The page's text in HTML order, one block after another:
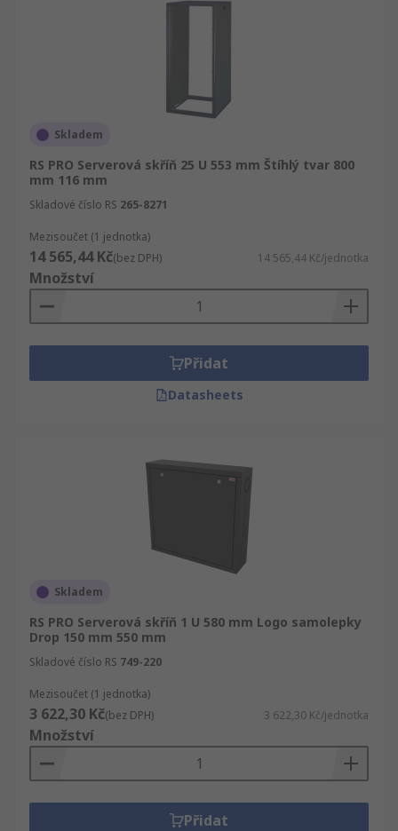
Skladem
RS PRO Serverová skříň 25 U 553 mm Štíhlý tvar 800
mm 116 mm
Skladové číslo RS 265-8271
Mezisoučet (1 jednotka)
14 565,44 Kč(bez DPH) 14 565,44 Kč/jednotka
Množství
Přidat
Datasheets
Skladem
RS PRO Serverová skříň 1 U 580 mm Logo samolepky
Drop 150 mm 550 mm
Skladové číslo RS 749-220
Mezisoučet (1 jednotka)
3 622,30 Kč(bez DPH) 3 622,30 Kč/jednotka
Množství
Přidat